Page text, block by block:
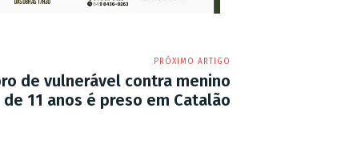
PRÓXIMO ARTIGO
de vulnerável contra menino
de 11 anos é preso em Catalão